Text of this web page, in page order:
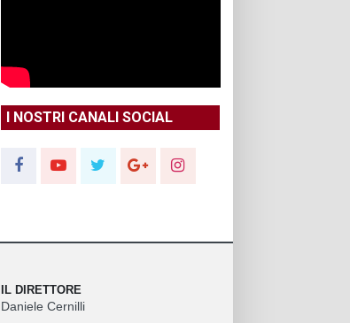
I NOSTRI CANALI SOCIAL
IL DIRETTORE
Daniele Cernilli